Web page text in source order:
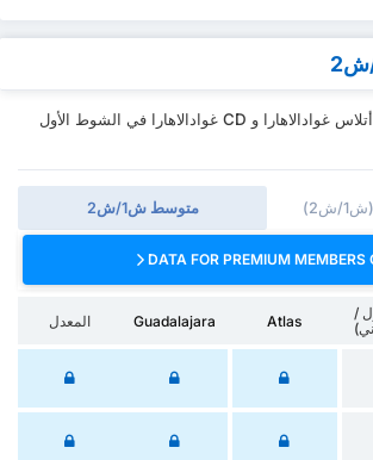
إحصائيات البطاقات لـ أتلاس غوادالاهارا و CD غوادالاهارا في الشوط الأول
متوسط ش1/ش2
DATA FOR PREMIUM MEMBERS
/
Atlas
Guadalajara المعدل